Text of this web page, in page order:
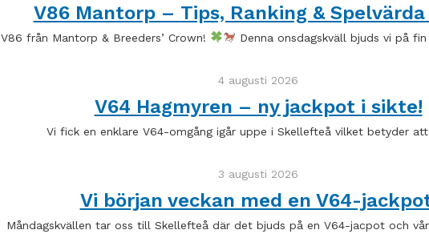
V86 Mantorp – Tips, Ranking & Spelvärda
V86 från Mantorp & Breeders’ Crown! Denna onsdagskväll bjuds vi på
4 augusti 2026
V64 Hagmyren – ny jackpot i sikte!
Vi fick en enklare V64-omgång igår uppe i Skellefteå vilket betyder
3 augusti 2026
Vi början veckan med en V64-
Måndagskvällen tar oss till Skellefteå där det bjuds på en V64-jacpot och